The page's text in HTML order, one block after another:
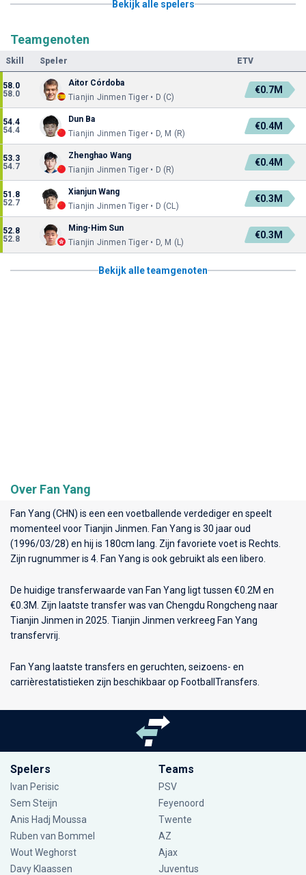
Bekijk alle spelers
Teamgenoten
Skill Speler ETV
58.0
58.0
Aitor Córdoba
Tianjin Jinmen Tiger • D (C)
€0.7M
54.4
54.4
Dun Ba
Tianjin Jinmen Tiger • D, M (R)
€0.4M
53.3
54.7
Zhenghao Wang
Tianjin Jinmen Tiger • D (R)
€0.4M
51.8
52.7
Xianjun Wang
Tianjin Jinmen Tiger • D (CL)
€0.3M
52.8
52.8
Ming-Him Sun
Tianjin Jinmen Tiger • D, M (L)
€0.3M
Bekijk alle teamgenoten
Over Fan Yang
Fan Yang (CHN) is een een voetballende verdediger en speelt
momenteel voorTianjin Jinmen . Fan Yang is 30 jaar oud
(1996/03/28) en hij is 180cm lang. Zijn favoriete voet is Rechts.
Zijn rugnummer is 4. Fan Yang is ook gebruikt als een libero.
De huidige transferwaarde van Fan Yang ligt tussen €0.2M en
€0.3M. Zijn laatste transfer was van Chengdu Rongcheng naar
Tianjin Jinmen in 2025. Tianjin Jinmen verkreeg Fan Yang
transfervrij.
Fan Yang laatste transfers en geruchten, seizoens- en
carrièrestatistieken zijn beschikbaar op FootballTransfers.
Spelers
Ivan Perisic
Sem Steijn
Anis Hadj Moussa
Ruben van Bommel
Wout Weghorst
Davy Klaassen
Teams
PSV
Feyenoord
Twente
AZ
Ajax
Juventus